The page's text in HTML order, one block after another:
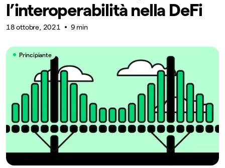
l’interoperabilità nella DeFi
18 ottobre, 2021 9 min
Principiante